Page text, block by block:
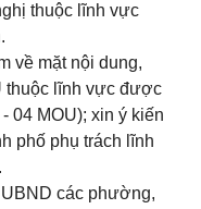
thuộc lĩnh vực
về mặt nội dung,
thuộc lĩnh vực được
04 MOU); xin ý kiến
phố phụ trách lĩnh
các phường,